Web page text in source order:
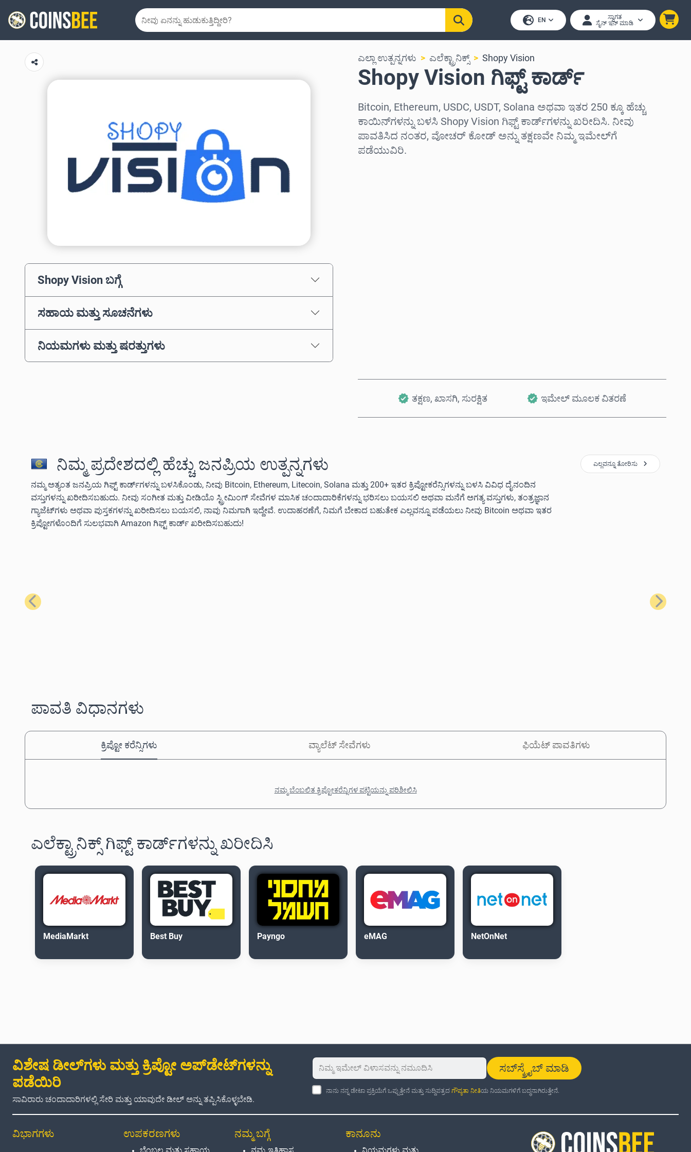
EN
ಸ್ವಾಗತ
ಸೈನ್ ಇನ್ ಮಾಡಿ
Shopy Vision ಬಗ್ಗೆ
ಸಹಾಯ ಮತ್ತು ಸೂಚನೆಗಳು
ನಿಯಮಗಳು ಮತ್ತು ಷರತ್ತುಗಳು
ಎಲ್ಲಾ ಉತ್ಪನ್ನಗಳು ಎಲೆಕ್ಟ್ರಾನಿಕ್ಸ್ Shopy Vision
Shopy Vision ಗಿಫ್ಟ್ ಕಾರ್ಡ್
Bitcoin, Ethereum, USDC, USDT, Solana ಅಥವಾ ಇತರ 250 ಕ್ಕೂ ಹೆಚ್ಚು
ಕಾಯಿನ್‌ಗಳನ್ನು ಬಳಸಿ Shopy Vision ಗಿಫ್ಟ್ ಕಾರ್ಡ್‌ಗಳನ್ನು ಖರೀದಿಸಿ. ನೀವು
ಪಾವತಿಸಿದ ನಂತರ, ವೋಚರ್ ಕೋಡ್ ಅನ್ನು ತಕ್ಷಣವೇ ನಿಮ್ಮ ಇಮೇಲ್‌ಗೆ
ಪಡೆಯುವಿರಿ.
ತಕ್ಷಣ, ಖಾಸಗಿ, ಸುರಕ್ಷಿತ ಇಮೇಲ್ ಮೂಲಕ ವಿತರಣೆ
ನಿಮ್ಮ ಪ್ರದೇಶದಲ್ಲಿ ಹೆಚ್ಚು ಜನಪ್ರಿಯ ಉತ್ಪನ್ನಗಳು
ನಮ್ಮ ಅತ್ಯಂತ ಜನಪ್ರಿಯ ಗಿಫ್ಟ್ ಕಾರ್ಡ್‌ಗಳನ್ನು ಬಳಸಿಕೊಂಡು, ನೀವು Bitcoin, Ethereum, Litecoin, Solana ಮತ್ತು 200+ ಇತರ ಕ್ರಿಪ್ಟೋಕರೆನ್ಸಿಗಳನ್ನು ಬಳಸಿ ವಿವಿಧ ದೈನಂದಿನ
ವಸ್ತುಗಳನ್ನು ಖರೀದಿಸಬಹುದು. ನೀವು ಸಂಗೀತ ಮತ್ತು ವೀಡಿಯೊ ಸ್ಟ್ರೀಮಿಂಗ್ ಸೇವೆಗಳ ಮಾಸಿಕ ಚಂದಾದಾರಿಕೆಗಳನ್ನು ಭರಿಸಲು ಬಯಸಲಿ ಅಥವಾ ಮನೆಗೆ ಅಗತ್ಯ ವಸ್ತುಗಳು, ತಂತ್ರಜ್ಞಾನ
ಗ್ಯಾಜೆಟ್‌ಗಳು ಅಥವಾ ಪುಸ್ತಕಗಳನ್ನು ಖರೀದಿಸಲು ಬಯಸಲಿ, ನಾವು ನಿಮಗಾಗಿ ಇದ್ದೇವೆ. ಉದಾಹರಣೆಗೆ, ನಿಮಗೆ ಬೇಕಾದ ಬಹುತೇಕ ಎಲ್ಲವನ್ನೂ ಪಡೆಯಲು ನೀವು Bitcoin ಅಥವಾ ಇತರ
ಕ್ರಿಪ್ಟೋಗಳೊಂದಿಗೆ ಸುಲಭವಾಗಿ Amazon ಗಿಫ್ಟ್ ಕಾರ್ಡ್ ಖರೀದಿಸಬಹುದು!
ಎಲ್ಲವನ್ನೂ ತೋರಿಸು
ಹಿಂದಿನದು ಮುಂದಿನದು
ಪಾವತಿ ವಿಧಾನಗಳು
ಕ್ರಿಪ್ಟೋ ಕರೆನ್ಸಿಗಳು ವ್ಯಾಲೆಟ್ ಸೇವೆಗಳು ಫಿಯೆಟ್ ಪಾವತಿಗಳು
ನಮ್ಮ ಬೆಂಬಲಿತ ಕ್ರಿಪ್ಟೋಕರೆನ್ಸಿಗಳ ಪಟ್ಟಿಯನ್ನು ಪರಿಶೀಲಿಸಿ
ಎಲೆಕ್ಟ್ರಾನಿಕ್ಸ್ ಗಿಫ್ಟ್ ಕಾರ್ಡ್‌ಗಳನ್ನು ಖರೀದಿಸಿ
MediaMarkt Best Buy Payngo eMAG NetOnNet
ವಿಶೇಷ ಡೀಲ್‌ಗಳು ಮತ್ತು ಕ್ರಿಪ್ಟೋ ಅಪ್‌ಡೇಟ್‌ಗಳನ್ನು
ಪಡೆಯಿರಿ
ಸಾವಿರಾರು ಚಂದಾದಾರಿಗಳಲ್ಲಿ ಸೇರಿ ಮತ್ತು ಯಾವುದೇ ಡೀಲ್ ಅನ್ನು ತಪ್ಪಿಸಿಕೊಳ್ಳಬೇಡಿ.
ಸಬ್‌ಸ್ಕ್ರೈಬ್ ಮಾಡಿ
ನಾನು ನನ್ನ ಡೇಟಾ ಪ್ರಕ್ರಿಯೆಗೆ ಒಪ್ಪುತ್ತೇನೆ ಮತ್ತು ಸುದ್ದಿಪತ್ರದ ಗೌಪ್ಯತಾ ನೀತಿಯ ನಿಯಮಗಳಿಗೆ ಬದ್ಧನಾಗಿರುತ್ತೇನೆ.
ವಿಭಾಗಗಳು ಉಪಕರಣಗಳು
ಬೆಂಬಲ ಮತ್ತು ಸಹಾಯ
ನಮ್ಮ ಬಗ್ಗೆ
ನಮ್ಮ ಇತಿಹಾಸ
ಕಾನೂನು
ನಿಯಮಗಳು ಮತ್ತು